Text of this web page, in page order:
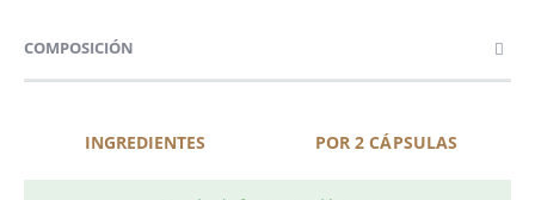
COMPOSICIÓN
INGREDIENTES POR 2 CÁPSULAS